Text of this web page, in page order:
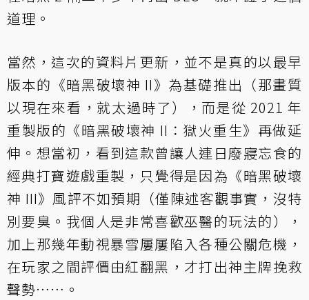
道理。
當然，這次的資料片更新，並不是真的以最早
版本的《暗黑破壞神 II》為基礎推出（那畫質
以現在來看，就太過時了），而是從 2021 年
重製版的《暗黑破壞神 II：獄火重生》再做延
伸。想當初，看到這款曾讓人連日廢寢忘食的
經典打寶遊戲重製，只覺得是因為《暗黑破壞
神 III》風評不如預期（僅陳述客觀事實，沒特
別要臭。我個人是非常喜歡巫醫的玩法的），
加上那幾年動視暴雪屢屢陷入各種公關危機，
在玩家之間評價由紅翻黑，才打出神主牌挽救
聲勢……。